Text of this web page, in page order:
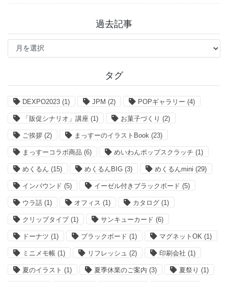
過去記事
過
記
タグ
DEXPO2023 (1) JPM (2) POPギャラリー (4)
「販促シナリオ」講座 (1) お菓子づくり (2)
ご挨拶 (2) まっすーのイラストBook (23)
まっすーコラボ商品 (6) めいわんポップスクラッチ (1)
めくるん (15) めくるんBIG (3) めくるんmini (29)
インバウンド (5) イーゼル付きブラックボード (5)
ウラ話 (1) オフィス (1) カタログ (1)
クリップタイプ(1) サンキューカード (6)
ドーナツ (1) ブラックボード (1) マグネットOK (1)
ミニメモ帳 (1) リフレッシュ (2) 印刷会社 (1)
夏のイラスト (1) 夏季休業のご案内 (3) 夏祭り (1)